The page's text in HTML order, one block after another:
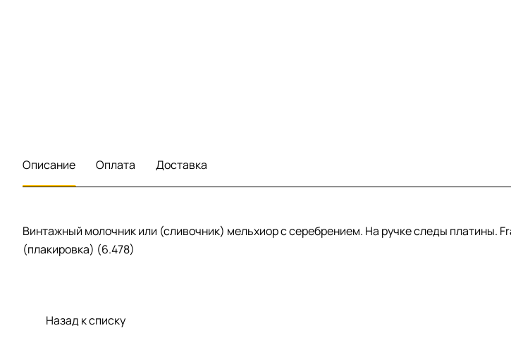
Описание Оплата Доставка
Винтажный молочник или (сливочник) мельхиор с серебрением. На ручке следы платины.
(плакировка) (6.478)
Назад к списку